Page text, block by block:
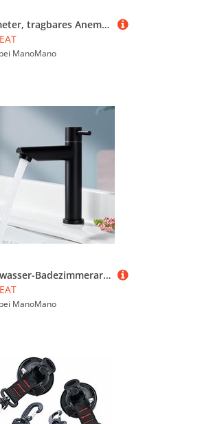
Anemometer, tragbares Anemometer, hochpräzises digitales Anemometer (±5 %) mit LCD-Hintergrundbeleuchtung, Handanemometer für den Außenbereich, HAVC,
ManoMano
Nur Kaltwasser-Badezimmerarmatur, mattschwarz, Waschbecken-Wasserhahn, Edelstahl, Kaltwasser-Wasserhahn, moderner Stil, Anwendungsbereich
ManoMano